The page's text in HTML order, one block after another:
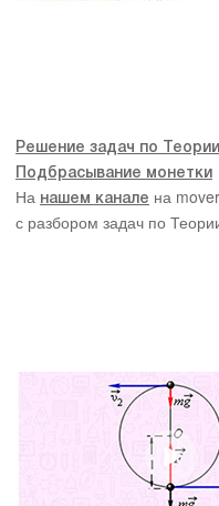
Решение задач по
Подбрасывание монетки
На нашем канале на
с разбором задач по